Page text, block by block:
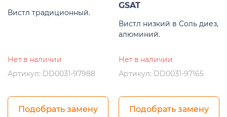
Вистл традиционный.
Нет в наличии
Артикул: DD0031-97988
Подобрать замену
GSAT
Вистл низкий в Соль диез,
алюминий.
Нет в наличии
Артикул: DD0031-97165
Подобрать замену